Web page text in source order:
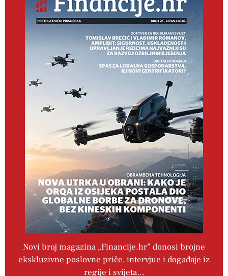
Novi broj magazina „Financije.hr” donosi brojne
ekskluzivne poslovne priče, intervjue i događaje iz
regije i svijeta…